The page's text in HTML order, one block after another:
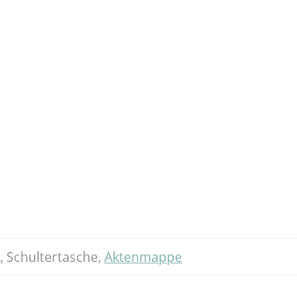
, Schultertasche, Aktenmappe